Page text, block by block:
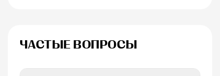
ЧАСТЫЕ ВОПРОСЫ